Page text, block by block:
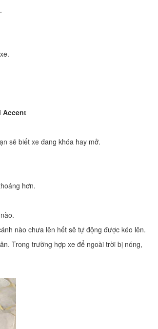
Accent
sẽ biết xe đang khóa hay mở.
hơn.
nào chưa lên hết sẽ tự động được kéo lên.
Trong trường hợp xe để ngoài trời bị nóng,